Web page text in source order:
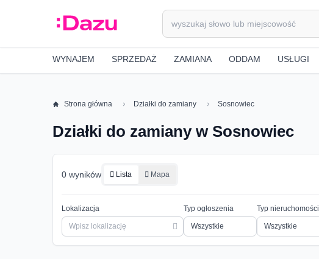
WYNAJEM SPRZEDAŻ ZAMIANA ODDAM USŁUGI
Strona główna Działki do zamiany Sosnowiec
Działki do zamiany w Sosnowiec
0 wyników Lista Mapa
Lokalizacja Typ ogłoszenia Typ nieruchomości
Wszystkie